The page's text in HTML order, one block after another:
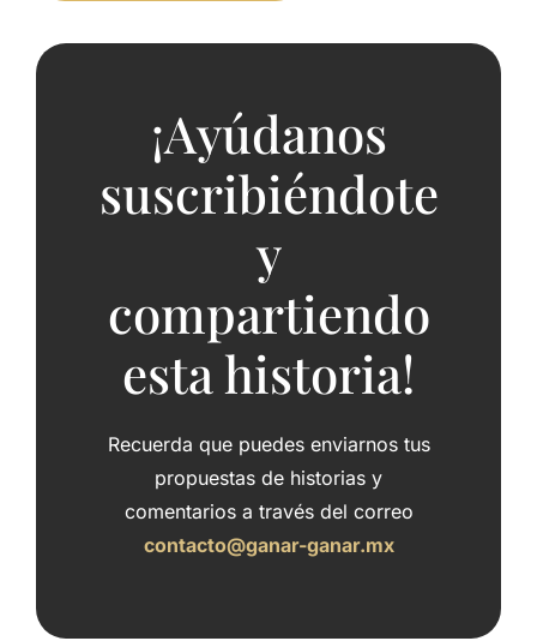
¡Ayúdanos
suscribiéndote
y
compartiendo
esta historia!
Recuerda que puedes enviarnos tus
propuestas de historias y
comentarios a través del correo
contacto@ganar-ganar.mx